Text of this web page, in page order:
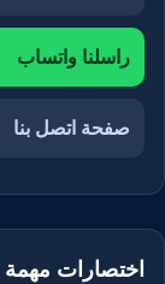
راسلنا واتساب
صفحة اتصل بنا
اختصارات مهمة